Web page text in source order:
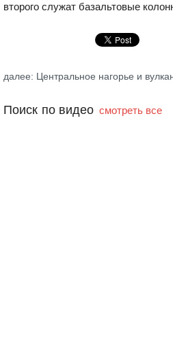
второго служат базальтовые
далее: Центральное нагорье и
Поиск по видео смотреть все